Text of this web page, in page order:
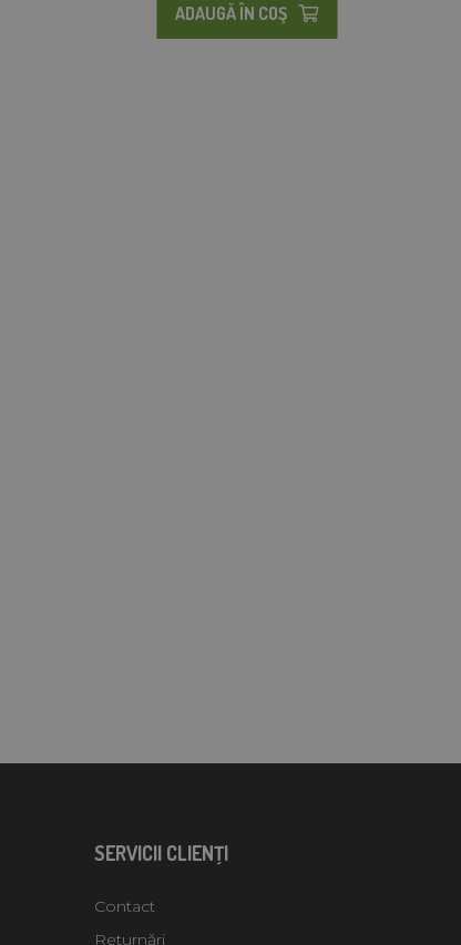
ADAUGĂ ÎN COŞ
SERVICII CLIENŢI
Contact
Returnări